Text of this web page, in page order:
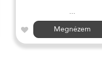
...
Megnézem